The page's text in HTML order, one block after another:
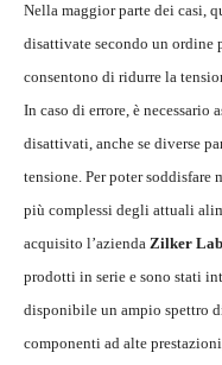
Nella maggior parte dei casi,
disattivate secondo un
consentono di ridurre la
In caso di errore, è necessario
disattivati, anche se diverse
tensione. Per poter
più complessi degli attuali
acquisito l’azienda Zilker
prodotti in serie e sono stati
disponibile un ampio spettro
componenti ad alte